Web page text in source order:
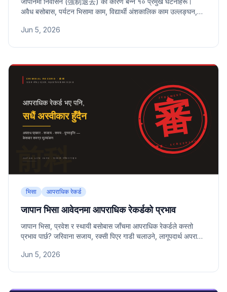
अवैध बसोबास, पर्यटन भिसामा काम, विद्यार्थी अंशकालिक काम उल्लङ्घन,
प्रत्येक घटनाको जोखिम र पुन: प्रवेश प्रतिबन्ध अवधि बारे जान्नुहोस्।
Jun 5, 2026
भिसा आपराधिक रेकर्ड
जापान भिसा आवेदनमा आपराधिक रेकर्डको प्रभाव
जापान भिसा, प्रवेश र स्थायी बसोबास जाँचमा आपराधिक रेकर्डले कस्तो
प्रभाव पार्छ? जरिवाना सजाय, रक्सी पिएर गाडी चलाउने, लागूपदार्थ अपराध,
जाँच किन कडा छ भन्ने सबै जानकारी।
Jun 5, 2026